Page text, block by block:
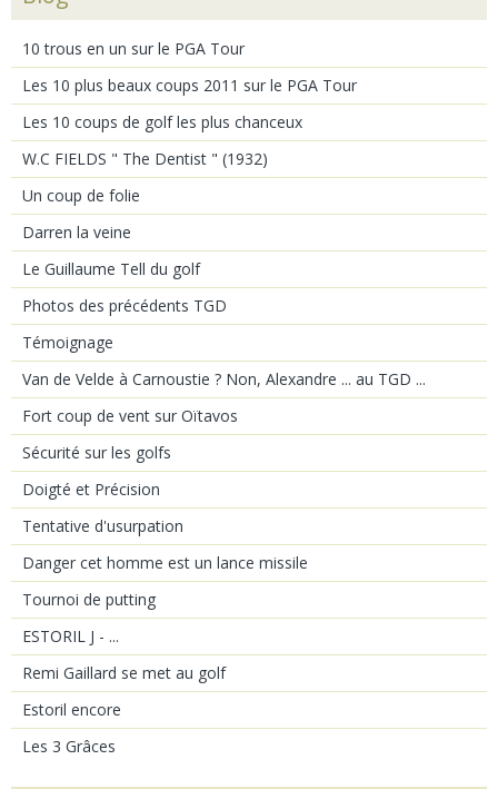
10 trous en un sur le PGA Tour
Les 10 plus beaux coups 2011 sur le PGA Tour
Les 10 coups de golf les plus chanceux
W.C FIELDS " The Dentist " (1932)
Un coup de folie
Darren la veine
Le Guillaume Tell du golf
Photos des précédents TGD
Témoignage
Van de Velde à Carnoustie ? Non, Alexandre ... au TGD ...
Fort coup de vent sur Oïtavos
Sécurité sur les golfs
Doigté et Précision
Tentative d'usurpation
Danger cet homme est un lance missile
Tournoi de putting
ESTORIL J - ...
Remi Gaillard se met au golf
Estoril encore
Les 3 Grâces